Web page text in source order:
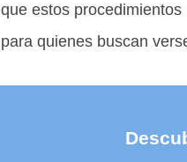
que estos
para quienes buscan